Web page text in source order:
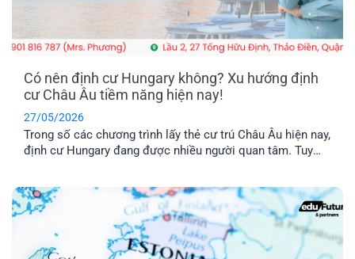
Có nên định cư Hungary không? Xu hướng định
cư Châu Âu tiềm năng hiện nay!
27/05/2026
Trong số các chương trình lấy thẻ cư trú Châu Âu hiện nay,
định cư Hungary đang được nhiều người quan tâm. Tuy
hiểu qua bài viết dưới đây nhé!